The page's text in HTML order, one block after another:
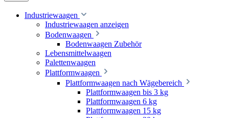
Industriewaagen
Industriewaagen anzeigen
Bodenwaagen
Bodenwaagen Zubehör
Lebensmittelwaagen
Palettenwaagen
Plattformwaagen
Plattformwaagen nach Wägebereich
Plattformwaagen bis 3 kg
Plattformwaagen 6 kg
Plattformwaagen 15 kg